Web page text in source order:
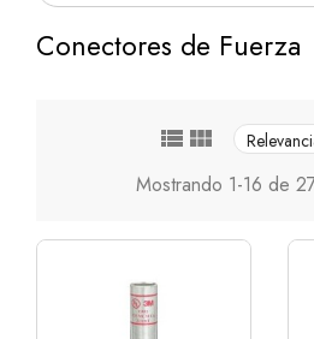
Conectores de Fuerza
 
Mostrando 1-16 de